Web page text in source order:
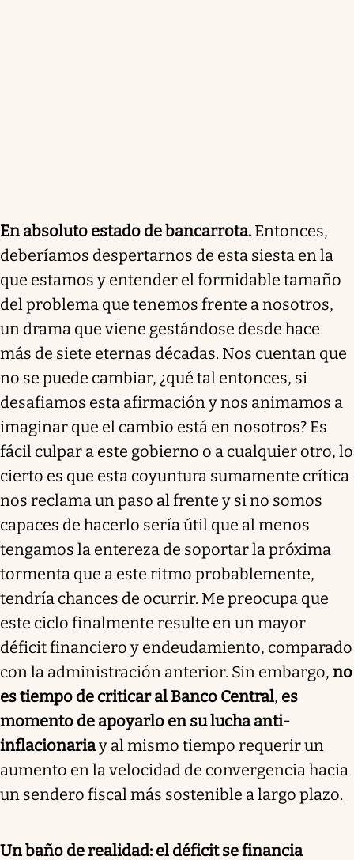
En absoluto estado de bancarrota. Entonces,
deberíamos despertarnos de esta siesta en la
que estamos y entender el formidable tamaño
del problema que tenemos frente a nosotros,
un drama que viene gestándose desde hace
más de siete eternas décadas. Nos cuentan que
no se puede cambiar, ¿qué tal entonces, si
desafiamos esta afirmación y nos animamos a
imaginar que el cambio está en nosotros? Es
fácil culpar a este gobierno o a cualquier otro, lo
cierto es que esta coyuntura sumamente crítica
nos reclama un paso al frente y si no somos
capaces de hacerlo sería útil que al menos
tengamos la entereza de soportar la próxima
tormenta que a este ritmo probablemente,
tendría chances de ocurrir. Me preocupa que
este ciclo finalmente resulte en un mayor
déficit financiero y endeudamiento, comparado
con la administración anterior. Sin embargo, no
es tiempo de criticar al Banco Central, es
momento de apoyarlo en su lucha anti-
inflacionariay al mismo tiempo requerir un
aumento en la velocidad de convergencia hacia
un sendero fiscal más sostenible a largo plazo.
Un baño de realidad: el déficit se financia